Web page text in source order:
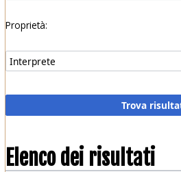
Proprietà:
Elenco dei risultati